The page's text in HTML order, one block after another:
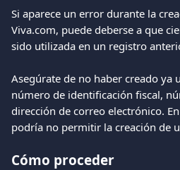
Si aparece un error durante la
Viva.com, puede deberse a que
sido utilizada en un registro
Asegúrate de no haber creado ya
número de identificación fiscal,
dirección de correo electrónico.
podría no permitir la creación de
Cómo proceder